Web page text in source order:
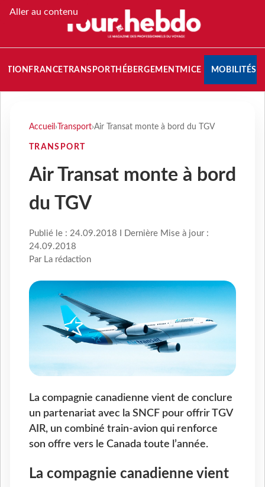
Aller au contenu
FRANCETRANSPORT HÉBERGEMENTMICE MOBILITÉS
Accueil › Transport›Air Transat monte à bord du TGV
TRANSPORT
Air Transat monte à bord
du TGV
Publié le : 24.09.2018 I Dernière Mise à jour :
24.09.2018
Par La rédaction
La compagnie canadienne vient de conclure
un partenariat avec la SNCF pour offrir TGV
AIR, un combiné train-avion qui renforce
son offre vers le Canada toute l’année.
La compagnie canadienne vient